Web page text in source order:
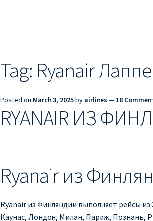
Информация по бронированию билетов
ПРАВИЛА РЕГИСТРАЦИИПРИЛОЖЕНИЕ
Tag: Ryanair
Posted on March 3, 2025by airlines — 18
RYANAIR ИЗ
Ryanair из
Ryanair из Финляндии выполняет рейсы
Каунас, Лондон, Милан, Париж, Познань,